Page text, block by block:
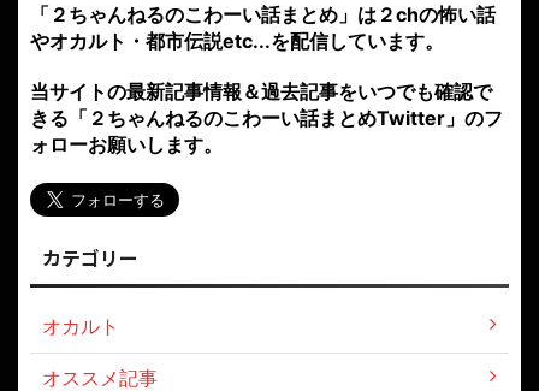
「２ちゃんねるのこわーい話まとめ」は２chの怖い話
やオカルト・都市伝説etc...を配信しています。
当サイトの最新記事情報＆過去記事をいつでも確認で
きる「２ちゃんねるのこわーい話まとめTwitter」のフ
ォローお願いします。
カテゴリー
オカルト
オススメ記事